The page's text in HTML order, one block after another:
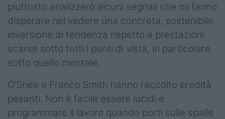
piuttosto analizzerò alcuni segnali che mi fanno
disperare nel vedere una concreta, sostenibile
inversione di tendenza rispetto a prestazioni
scarse sotto tutti i punti di vista, in particolare
sotto quello mentale.
O’Shea e Franco Smith hanno raccolto eredità
pesanti. Non è facile essere lucidi e
programmare il lavoro quando porti sulle spalle